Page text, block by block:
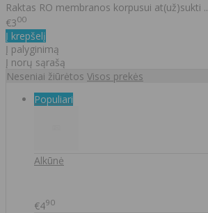
Raktas RO membranos korpusui at(už)sukti ..
€300
Į krepšelį
Į palyginimą
Į norų sąrašą
Neseniai žiūrėtos Visos prekės
Populiari
Alkūnė
€490